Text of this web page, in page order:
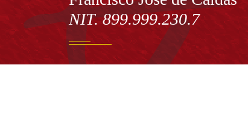
NIT. 899.999.230.7